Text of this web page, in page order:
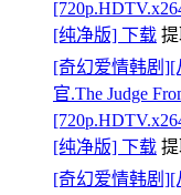
[纯净版] 下载 提
[奇幻爱情韩剧][
官.The Judge
[纯净版] 下载 提
[奇幻爱情韩剧][